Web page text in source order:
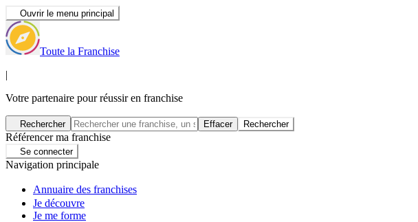
Ouvrir le menu principal
Toute la Franchise
|
Votre partenaire pour réussir en franchise
Rechercher Effacer Rechercher
Référencer ma franchise
Se connecter
Navigation principale
Annuaire des franchises
Je découvre
Je me forme